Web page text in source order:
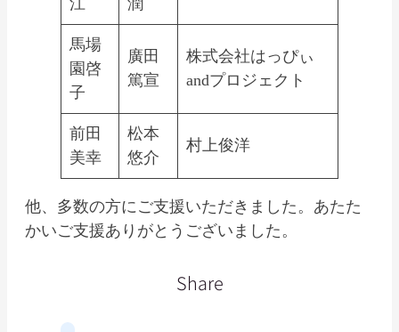
馬場
園啓
子
廣田
篤宣
株式会社はっぴぃ
andプロジェクト
前田
美幸
松本
悠介
村上俊洋
他、多数の方にご支援いただきました。あたた
かいご支援ありがとうございました。
Share